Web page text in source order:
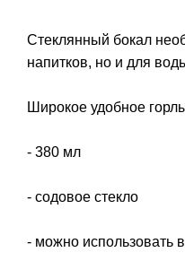
Стеклянный бокал
напитков, но и для
Широкое удобное
- 380 мл
- содовое стекло
- можно использовать